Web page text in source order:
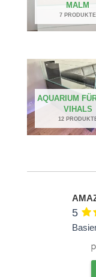
MALM
7 PRODUKTE
AQUARIUM
VIHALS
12
5